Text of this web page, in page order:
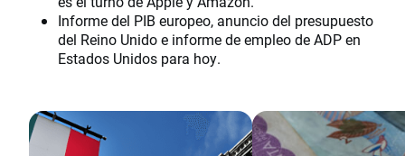
Informe del PIB europeo, anuncio del presupuesto
del Reino Unido e informe de empleo de ADP en
Estados Unidos para hoy.